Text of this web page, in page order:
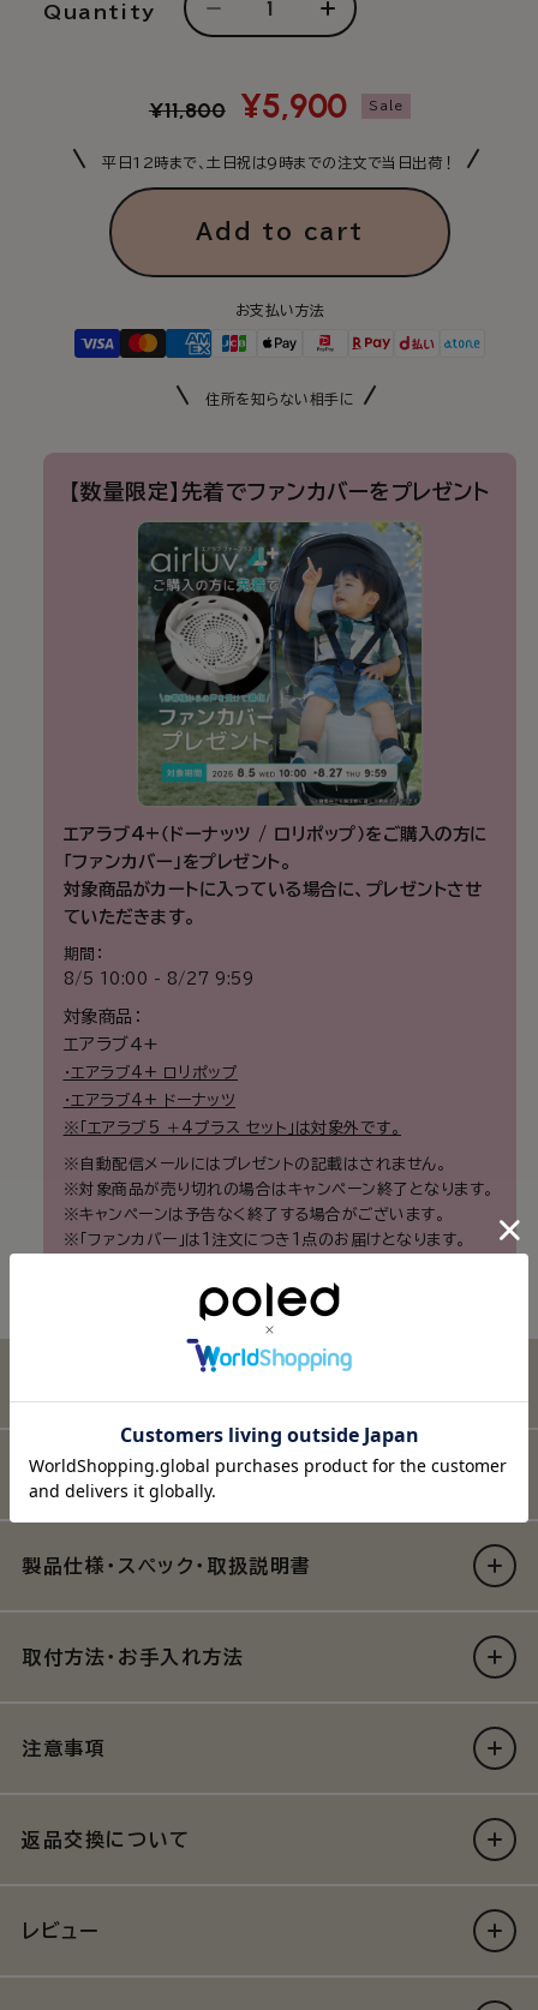
Quantity
Decrease
quantity
[20%
OFF
Supplies
Last]
Latest
Model
|
airluv4+
Donut
airluv4+
Cooling
with
Fan
Increase
quantity
[20%
OFF
Supplies
Last]
Latest
Model
|
Donut
airluv4+
Cooling
with
Fan
Regular
price
¥11,800
Sale
price
¥5,900 Sale
平日12時まで、土日祝は9時までの注文で当日出荷！
Add to cart
お支払い方法
住所を知らない相手に
【数量限定】先着でファンカバーをプレゼント
エアラブ4+（ドーナッツ / ロリポップ）をご購入の方に
「ファンカバー」をプレゼント。
対象商品がカートに入っている場合に、プレゼントさせ
ていただきます。
期間：
8/5 10:00 - 8/27 9:59
対象商品：
エアラブ4+
・エアラブ4+ ロリポップ
・エアラブ4+ ドーナッツ
※「エアラブ5 ＋4プラス セット」は対象外です。
※自動配信メールにはプレゼントの記載はされません。
※対象商品が売り切れの場合はキャンペーン終了となります。
※キャンペーンは予告なく終了する場合がございます。
※「ファンカバー」は1注文につき1点のお届けとなります。
キャンペーン・公式限定サービス
製品仕様・スペック・取扱説明書
取付方法・お手入れ方法
注意事項
返品交換について
レビュー